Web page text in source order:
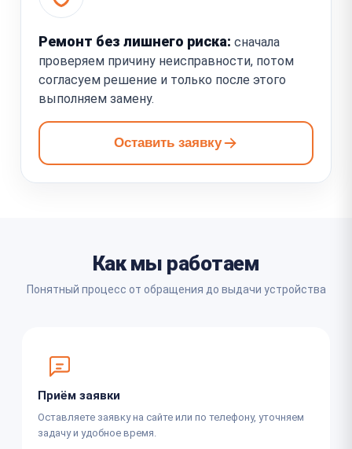
Ремонт без лишнего риска: сначала
проверяем причину неисправности, потом
согласуем решение и только после этого
выполняем замену.
Оставить заявку
Как мы работаем
Понятный процесс от обращения до выдачи устройства
Приём заявки
Оставляете заявку на сайте или по телефону, уточняем
задачу и удобное время.